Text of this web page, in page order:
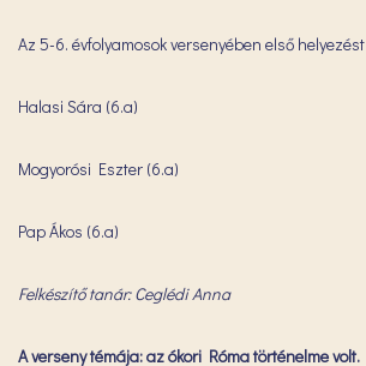
Az 5-6. évfolyamosok versenyében első
Halasi Sára (6.a)
Mogyorósi Eszter (6.a)
Pap Ákos (6.a)
Felkészítő tanár: Ceglédi Anna
A verseny témája: az ókori Róma történelme volt.